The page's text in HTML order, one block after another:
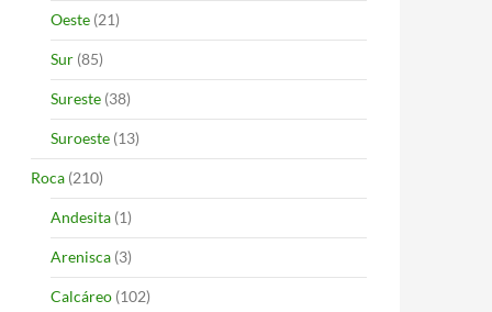
Oeste (21)
Sur (85)
Sureste (38)
Suroeste (13)
Roca (210)
Andesita (1)
Arenisca (3)
Calcáreo (102)